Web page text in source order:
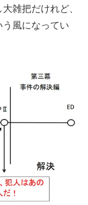
雑把だけれど、
風になってい